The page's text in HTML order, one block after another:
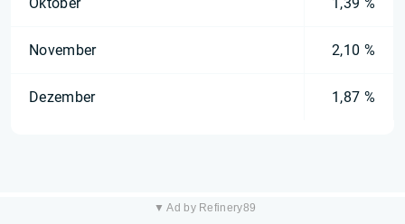
November 2,10 %
Dezember 1,87 %
▼ Ad by Refinery89